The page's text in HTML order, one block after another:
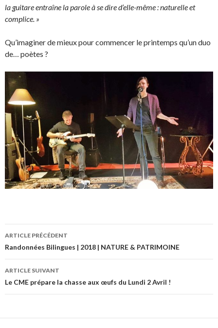
la guitare entraîne la parole à se dire d’elle-même : naturelle et
complice. »
Qu’imaginer de mieux pour commencer le printemps qu’un duo
de… poètes ?
Navigation
des
articles
ARTICLE PRÉCÉDENT
Randonnées Bilingues | 2018 | NATURE & PATRIMOINE
ARTICLE SUIVANT
Le CME prépare la chasse aux œufs du Lundi 2 Avril !